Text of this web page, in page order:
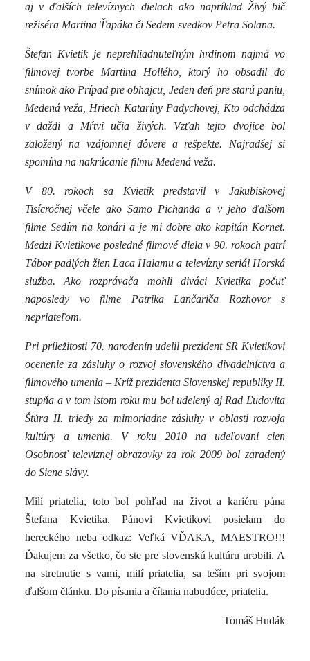
aj v ďalších televíznych dielach ako napríklad Živý bič
režiséra Martina Ťapáka či Sedem svedkov Petra Solana.
Štefan Kvietik je neprehliadnuteľným hrdinom najmä vo
filmovej tvorbe Martina Hollého, ktorý ho obsadil do
snímok ako Prípad pre obhajcu, Jeden deň pre starú paniu,
Medená veža, Hriech Kataríny Padychovej, Kto odchádza
v daždi a Mŕtvi učia živých. Vzťah tejto dvojice bol
založený na vzájomnej dôvere a rešpekte. Najradšej si
spomína na nakrúcanie filmu Medená veža.
V 80. rokoch sa Kvietik predstavil v Jakubiskovej
Tisícročnej včele ako Samo Pichanda a v jeho ďalšom
filme Sedím na konári a je mi dobre ako kapitán Kornet.
Medzi Kvietikove posledné filmové diela v 90. rokoch patrí
Tábor padlých žien Laca Halamu a televízny seriál Horská
služba. Ako rozprávača mohli diváci Kvietika počuť
naposledy vo filme Patrika Lančariča Rozhovor s
nepriateľom.
Pri príležitosti 70. narodenín udelil prezident SR Kvietikovi
ocenenie za zásluhy o rozvoj slovenského divadelníctva a
filmového umenia – Kríž prezidenta Slovenskej republiky II.
stupňa a v tom istom roku mu bol udelený aj Rad Ľudovíta
Štúra II. triedy za mimoriadne zásluhy v oblasti rozvoja
kultúry a umenia. V roku 2010 na udeľovaní cien
Osobnosť televíznej obrazovky za rok 2009 bol zaradený
do Siene slávy.
Milí priatelia, toto bol pohľad na život a kariéru pána
Štefana Kvietika. Pánovi Kvietikovi posielam do
hereckého neba odkaz: Veľká VĎAKA, MAESTRO!!!
Ďakujem za všetko, čo ste pre slovenskú kultúru urobili. A
na stretnutie s vami, milí priatelia, sa teším pri svojom
ďalšom článku. Do písania a čítania nabudúce, priatelia.
Tomáš Hudák